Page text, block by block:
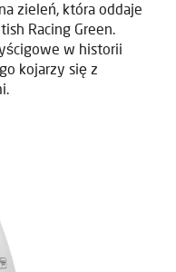
zieleń, która oddaje
Racing Green.
w historii
kojarzy się z